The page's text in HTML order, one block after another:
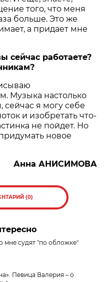
того, что меня
больше. Это же
а придает мне
сейчас работаете?
Музыка настолько
сейчас я могу себе
и изобретать что-
не пойдет. Но
новое
Анна АНИСИМОВА
(0)
мне судят "по обложке"
Певица Валерия – о